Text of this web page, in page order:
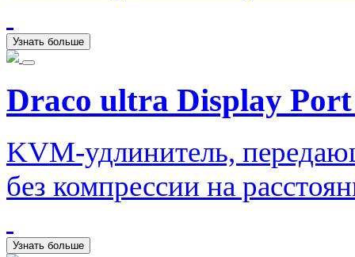
Узнать больше
Draco ultra Display Port
KVM-удлинитель,
без компрессии на
Узнать больше